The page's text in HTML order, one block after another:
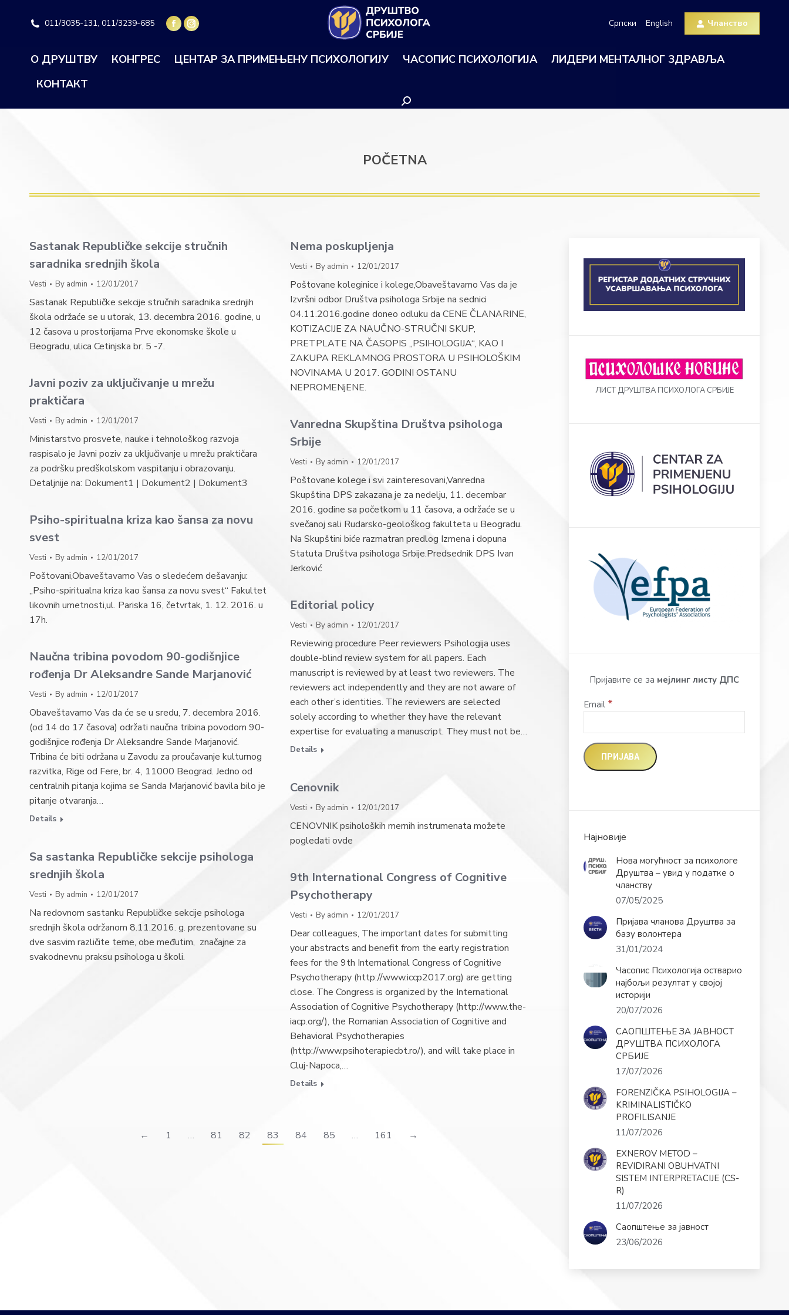
011/3035-131, 011/3239-685 Српски English Чланство
О ДРУШТВУ КОНГРЕС ЦЕНТАР ЗА ПРИМЕЊЕНУ ПСИХОЛОГИЈУ ЧАСОПИС ПСИХОЛОГИЈА
ЛИДЕРИ МЕНТАЛНОГ ЗДРАВЉА
КОНТАКТ
Search:
POČETNA
Sastanak Republičke sekcije stručnih
saradnika srednjih škola
Vesti By admin 12/01/2017
Sastanak Republičke sekcije stručnih saradnika srednjih
škola održaće se u utorak, 13. decembra 2016. godine, u
12 časova u prostorijama Prve ekonomske škole u
Beogradu, ulica Cetinjska br. 5 -7.
Nema poskupljenja
Vesti By admin 12/01/2017
Poštovane koleginice i kolege,Obaveštavamo Vas da je
Izvršni odbor Društva psihologa Srbije na sednici
04.11.2016.godine doneo odluku da CENE ČLANARINE,
KOTIZACIJE ZA NAUČNO-STRUČNI SKUP,
PRETPLATE NA ČASOPIS „PSIHOLOGIJA“, KAO I
ZAKUPA REKLAMNOG PROSTORA U PSIHOLOŠKIM
NOVINAMA U 2017. GODINI OSTANU
NEPROMENjENE.
Javni poziv za uključivanje u mrežu
praktičara
Vesti By admin 12/01/2017
Ministarstvo prosvete, nauke i tehnološkog razvoja
raspisalo je Javni poziv za uključivanje u mrežu praktičara
za podršku predškolskom vaspitanju i obrazovanju.
Detaljnije na: Dokument1 | Dokument2 | Dokument3
Vanredna Skupština Društva psihologa
Srbije
Vesti By admin 12/01/2017
Poštovane kolege i svi zainteresovani,Vanredna
Skupština DPS zakazana je za nedelju, 11. decembar
2016. godine sa početkom u 11 časova, a održaće se u
svečanoj sali Rudarsko-geološkog fakulteta u Beogradu.
Na Skupštini biće razmatran predlog Izmena i dopuna
Statuta Društva psihologa Srbije.Predsednik DPS Ivan
Jerković
Psiho-spiritualna kriza kao šansa za novu
svest
Vesti By admin 12/01/2017
Poštovani,Obaveštavamo Vas o sledećem dešavanju:
„Psiho-spiritualna kriza kao šansa za novu svest“ Fakultet
likovnih umetnosti,ul. Pariska 16, četvrtak, 1. 12. 2016. u
17h.
Editorial policy
Vesti By admin 12/01/2017
Reviewing procedure Peer reviewers Psihologija uses
double-blind review system for all papers. Each
manuscript is reviewed by at least two reviewers. The
reviewers act independently and they are not aware of
each other’s identities. The reviewers are selected
solely according to whether they have the relevant
expertise for evaluating a manuscript. They must not be…
Details
Naučna tribina povodom 90-godišnjice
rođenja Dr Aleksandre Sande Marjanović
Vesti By admin 12/01/2017
Obaveštavamo Vas da će se u sredu, 7. decembra 2016.
(od 14 do 17 časova) održati naučna tribina povodom 90-
godišnjice rođenja Dr Aleksandre Sande Marjanović.
Tribina će biti održana u Zavodu za proučavanje kulturnog
razvitka, Rige od Fere, br. 4, 11000 Beograd. Jedno od
centralnih pitanja kojima se Sanda Marjanović bavila bilo je
pitanje otvaranja…
Details
Cenovnik
Vesti By admin 12/01/2017
CENOVNIK psiholoških mernih instrumenata možete
pogledati ovde
Sa sastanka Republičke sekcije psihologa
srednjih škola
Vesti By admin 12/01/2017
Na redovnom sastanku Republičke sekcije psihologa
srednjih škola održanom 8.11.2016. g. prezentovane su
dve sasvim različite teme, obe međutim, značajne za
svakodnevnu praksu psihologa u školi.
9th International Congress of Cognitive
Psychotherapy
Vesti By admin 12/01/2017
Dear colleagues, The important dates for submitting
your abstracts and benefit from the early registration
fees for the 9th International Congress of Cognitive
Psychotherapy (http://www.iccp2017.org) are getting
close. The Congress is organized by the International
Association of Cognitive Psychotherapy (http://www.the-
iacp.org/), the Romanian Association of Cognitive and
Behavioral Psychotherapies
(http://www.psihoterapiecbt.ro/), and will take place in
Cluj-Napoca,…
Details
← 1 … 81 82 83 84 85 … 161 →
ЛИСТ ДРУШТВА ПСИХОЛОГА СРБИЈЕ
Пријавите се за мејлинг листу ДПС
Email *
Најновије
Нова могућност за психологе
Друштва – увид у податке о
чланству
07/05/2025
Пријава чланова Друштва за
базу волонтера
31/01/2024
Часопис Психологија остварио
најбољи резултат у својој
историји
20/07/2026
САОПШТЕЊЕ ЗА ЈАВНОСТ
ДРУШТВА ПСИХОЛОГА
СРБИЈЕ
17/07/2026
FORENZIČKA PSIHOLOGIJA –
KRIMINALISTIČKO
PROFILISANJE
11/07/2026
EXNEROV METOD –
REVIDIRANI OBUHVATNI
SISTEM INTERPRETACIJE (CS-
R)
11/07/2026
Саопштење за јавност
23/06/2026